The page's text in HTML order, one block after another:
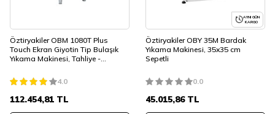
Öztiryakiler OBM 1080T Plus
Touch Ekran Giyotin Tip Bulaşık
Yıkama Makinesi, Tahliye -
Pompalı
4.0
112.454,81 TL
AYNI GÜN
KARGO
Öztiryakiler OBY 35M Bardak
Yıkama Makinesi, 35x35 cm
Sepetli
0.0
45.015,86TL